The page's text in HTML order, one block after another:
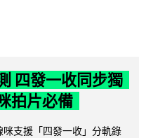
四發一收同步獨
拍片必備
支援「四發一收」分軌錄